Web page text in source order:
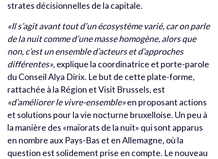
strates décisionnelles de la capitale.
«Il s’agit avant tout d’un écosystème varié, car on parle
de la nuit comme d’une masse homogène, alors que
non, c’est un ensemble d’acteurs et d’approches
différentes», explique la coordinatrice et porte-parole
du Conseil Alya Dirix. Le but de cette plate-forme,
rattachée à la Région et Visit Brussels, est
«d’améliorer le vivre-ensemble»en proposant actions
et solutions pour la vie nocturne bruxelloise. Un peu à
la manière des «maïorats de la nuit» qui sont apparus
en nombre aux Pays-Bas et en Allemagne, où la
question est solidement prise en compte. Le nouveau